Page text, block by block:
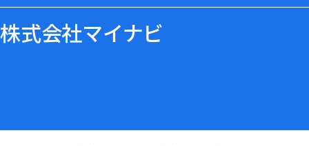
株式会社マイナビ